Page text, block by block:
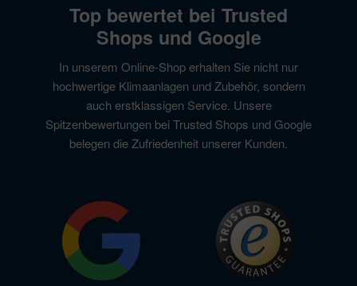
Top bewertet bei Trusted
Shops und Google
In unserem Online-Shop erhalten Sie nicht nur
hochwertige Klimaanlagen und Zubehör, sondern
auch erstklassigen Service. Unsere
Spitzenbewertungen bei Trusted Shops und Google
belegen die Zufriedenheit unserer Kunden.